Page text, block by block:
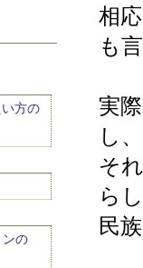
方の
ンの
相
も
実
し
そ
ら
民